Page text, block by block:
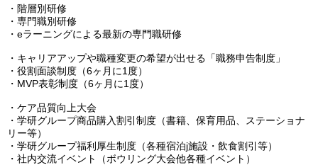
・階層別研修
・専門職別研修
・eラーニングによる最新の専門職研修
・キャリアアップや職種変更の希望が出せる「職務申告制度」
・役割面談制度（6ヶ月に1度）
・MVP表彰制度（6ヶ月に1度）
・ケア品質向上大会
・学研グループ商品購入割引制度（書籍、保育用品、ステーショナ
リー等）
・学研グループ福利厚生制度（各種宿泊j施設・飲食割引等）
・社内交流イベント（ボウリング大会他各種イベント）